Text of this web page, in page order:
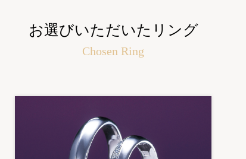
お選びいただいたリング
Chosen Ring